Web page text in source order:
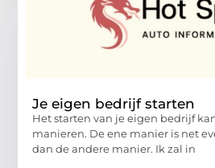
Je eigen bedrijf starten
Het starten van je eigen bedrijf
manieren. De ene manier is net
dan de andere manier. Ik zal in